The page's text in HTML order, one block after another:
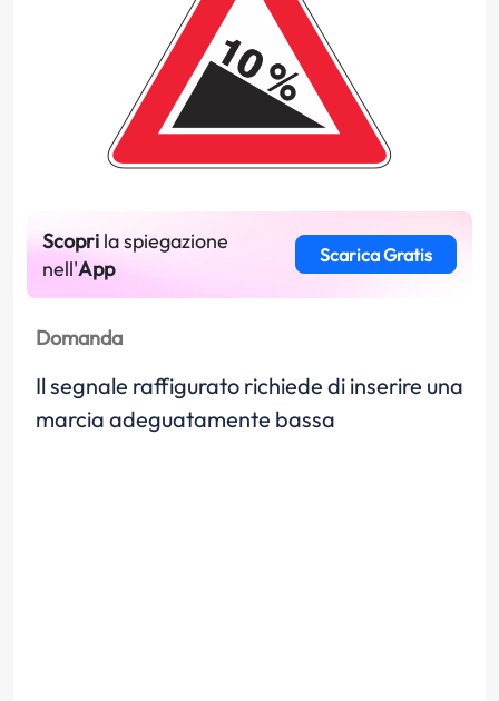
Scopri la spiegazione
nell'App
Scarica Gratis
Domanda
Il segnale raffigurato richiede di inserire una
marcia adeguatamente bassa